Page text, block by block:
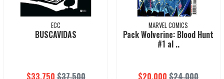
ECC
BUSCAVIDAS
$33.750$37.500
MARVEL COMICS
Pack Wolverine: Blood Hunt
#1 al ..
$20.000 $24.000